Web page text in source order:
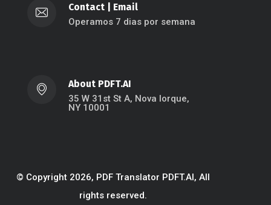
Contact Email
Operamos 7 dias por semana
About PDFT.AI
35 W 31st St A, Nova Iorque,
NY 10001
© Copyright 2026, PDF Translator PDFT.AI, All
rights reserved.